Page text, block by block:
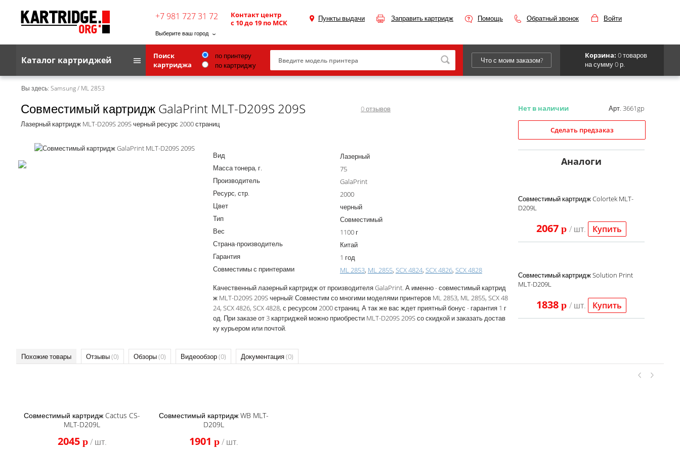
+7 981 727 31 72
Контакт центр
с 10 до 19 по МСК
Выберите ваш город
Пункты выдачи Заправить картридж Помощь Обратный звонок Войти
Каталог картриджей
Brother
G&G
HP
Kodak
Lexmark
Xerox
Тонер и девелопер
Поиск
картриджа
по принтеру
по картриджу
Что с моим заказом?
Корзина: 0 товаров
на сумму 0 р.
Вы здесь: Samsung/ ML 2853
Совместимый картридж GalaPrint MLT-D209S 209S 0отзывов
Лазерный картридж MLT-D209S 209S черный ресурс 2000 страниц
Вид
Лазерный
Масса тонера, г.
75
Производитель
GalaPrint
Ресурс, стр.
2000
Цвет
черный
Тип
Совместимый
Вес
1100 г
Страна-производитель
Китай
Гарантия
1 год
Совместимы с принтерами
ML 2853, ML 2855, SCX 4824, SCX 4826, SCX 4828
Качественный лазерный картридж от производителя GalaPrint. А именно - совместимый картрид
ж MLT-D209S 209S черный! Совместим со многими моделями принтеров ML 2853, ML 2855, SCX 48
24, SCX 4826, SCX 4828, с ресурсом 2000 страниц. А так же вас ждет приятный бонус - гарантия 1 г
од. При заказе от 3 картриджей можно приобрести MLT-D209S 209S со скидкой и заказать достав
ку курьером или почтой.
Нет в наличии Арт. 3661gp
Сделать предзаказ
Аналоги
Совместимый картридж Colortek MLT-
D209L
2067p / шт. Купить
Совместимый картридж Solution Print
MLT-D209L
1838p / шт. Купить
Похожие товары Отзывы(0) Обзоры(0) Видеообзор(0) Документация(0)
Совместимый картридж Cactus CS-
MLT-D209L
2045 p/ шт.
Совместимый картридж WB MLT-
D209L
1901 p/ шт.